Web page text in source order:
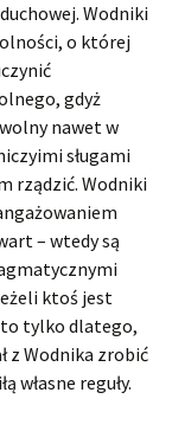
Wodniki
o której
gdyż
nawet w
sługami
rządzić. Wodniki
– wtedy są
ktoś jest
tylko dlatego,
z Wodnika zrobić
własne reguły.